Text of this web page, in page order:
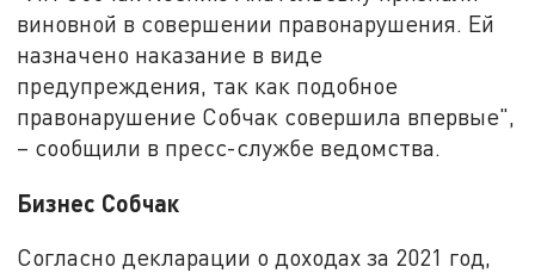
виновной в совершении правонарушения. Ей
назначено наказание в виде
предупреждения, так как подобное
правонарушение Собчак совершила впервые",
– сообщили в пресс-службе ведомства.
Бизнес Собчак
Согласно декларации о доходах за 2021 год,